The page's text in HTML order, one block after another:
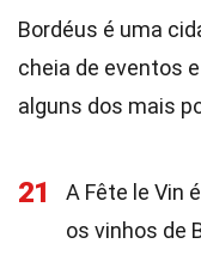
Bordéus é uma
cheia de eventos
alguns dos mais
21
A Fête le Vin
os vinhos de